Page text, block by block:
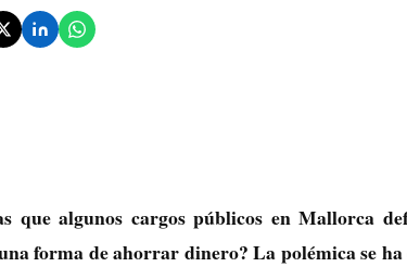
que algunos cargos públicos en Mallorca
forma de ahorrar dinero? La polémica se